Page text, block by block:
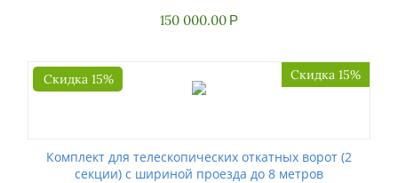
150 000.00 Р
Скидка 15% Скидка 15%
Комплект для телескопических откатных ворот (2
секции) с шириной проезда до 8 метров